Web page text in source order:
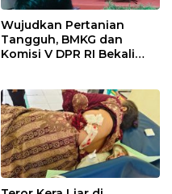
Wujudkan Pertanian
Tangguh, BMKG dan
Komisi V DPR RI Bekali